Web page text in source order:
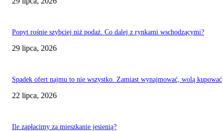
Popyt rośnie szybciej niż podaż. Co dalej z rynkami wschodzącymi?
29 lipca, 2026
Spadek ofert najmu to nie wszystko. Zamiast wynajmować, wolą kupować
22 lipca, 2026
Ile zapłacimy za mieszkanie jesienią?